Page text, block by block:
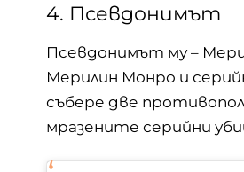
4. Псевдонимът
Псевдонимът му –
Мерилин Монро и
събере две
мразените серийни